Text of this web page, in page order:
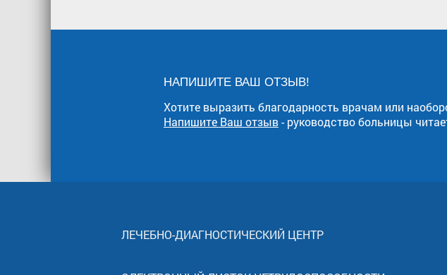
НАПИШИТЕ ВАШ ОТЗЫВ!
Хотите выразить благодарность врачам или
Напишите Ваш отзыв- руководство больницы
ЛЕЧЕБНО-ДИАГНОСТИЧЕСКИЙ ЦЕНТР